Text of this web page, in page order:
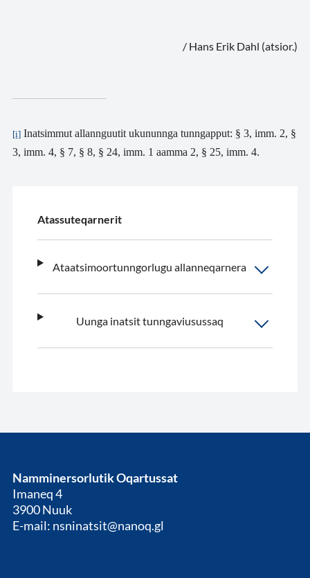
/ Hans Erik Dahl (atsior.)
[i] Inatsimmut allannguutit ukununnga tunngapput: § 3, imm. 2, §
3, imm. 4, § 7, § 8, § 24, imm. 1 aamma 2, § 25, imm. 4.
Atassuteqarnerit
Ataatsimoortunngorlugu allanneqarnera
Uunga inatsit tunngaviusussaq
Namminersorlutik Oqartussat
Imaneq 4
3900 Nuuk
E-mail: nsninatsit@nanoq.gl